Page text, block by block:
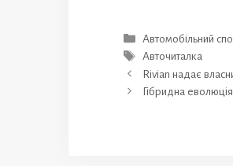
Категорії
Автомобільний
Позначки
Авточиталка
Rivian надає
Гібридна